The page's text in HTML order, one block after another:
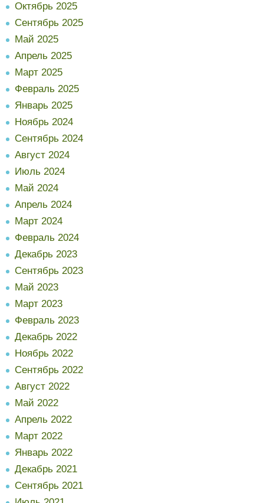
Октябрь 2025
Сентябрь 2025
Май 2025
Апрель 2025
Март 2025
Февраль 2025
Январь 2025
Ноябрь 2024
Сентябрь 2024
Август 2024
Июль 2024
Май 2024
Апрель 2024
Март 2024
Февраль 2024
Декабрь 2023
Сентябрь 2023
Май 2023
Март 2023
Февраль 2023
Декабрь 2022
Ноябрь 2022
Сентябрь 2022
Август 2022
Май 2022
Апрель 2022
Март 2022
Январь 2022
Декабрь 2021
Сентябрь 2021